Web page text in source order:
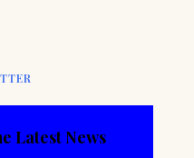
Latest News